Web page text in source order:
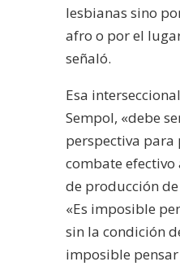
lesbianas sino
afro o por el
señaló.
Esa
Sempol, «debe
perspectiva para
combate efectivo
de producción
«Es imposible
sin la condición
imposible